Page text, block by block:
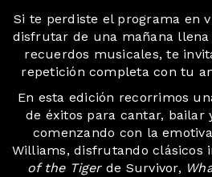
Si te perdiste el programa en
disfrutar de una mañana llena
recuerdos musicales, te
repetición completa con tu
En esta edición recorrimos
de éxitos para cantar, bailar
comenzando con la
Williams, disfrutando clásicos
of the Tigerde Survivor,